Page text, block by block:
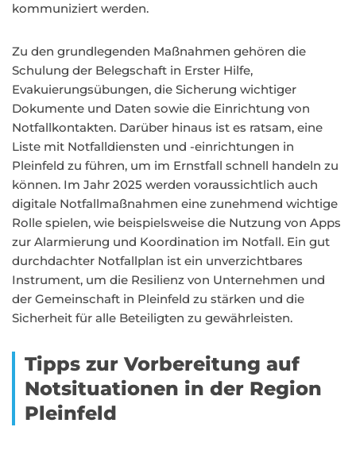
kommuniziert werden.
Zu den grundlegenden Maßnahmen gehören die
Schulung der Belegschaft in Erster Hilfe,
Evakuierungsübungen, die Sicherung wichtiger
Dokumente und Daten sowie die Einrichtung von
Notfallkontakten. Darüber hinaus ist es ratsam, eine
Liste mit Notfalldiensten und -einrichtungen in
Pleinfeld zu führen, um im Ernstfall schnell handeln zu
können. Im Jahr 2025 werden voraussichtlich auch
digitale Notfallmaßnahmen eine zunehmend wichtige
Rolle spielen, wie beispielsweise die Nutzung von Apps
zur Alarmierung und Koordination im Notfall. Ein gut
durchdachter Notfallplan ist ein unverzichtbares
Instrument, um die Resilienz von Unternehmen und
der Gemeinschaft in Pleinfeld zu stärken und die
Sicherheit für alle Beteiligten zu gewährleisten.
Tipps zur Vorbereitung auf
Notsituationen in der Region
Pleinfeld